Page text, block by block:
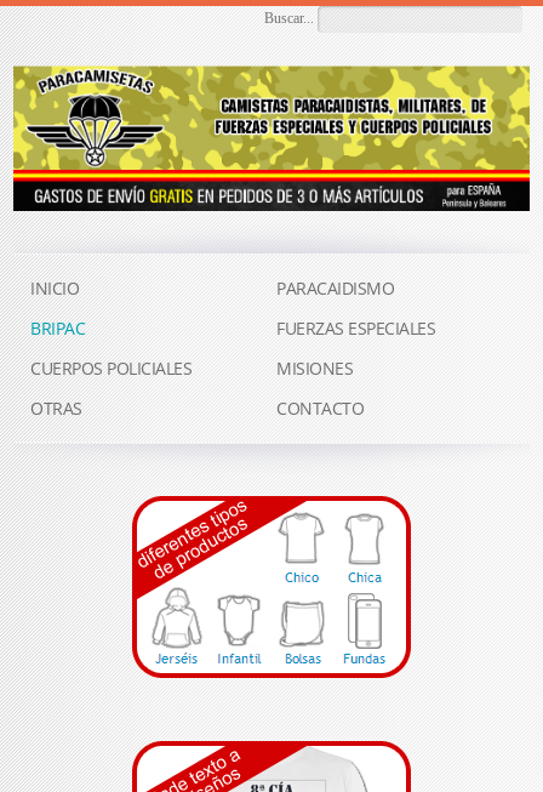
Buscar...
INICIO
PARACAIDISMO
BRIPAC
FUERZAS ESPECIALES
CUERPOS POLICIALES
MISIONES
OTRAS
CONTACTO